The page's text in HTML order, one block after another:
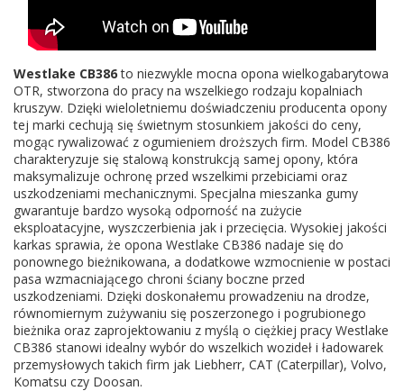
Westlake CB386to niezwykle mocna opona wielkogabarytowa
OTR, stworzona do pracy na wszelkiego rodzaju kopalniach
kruszyw. Dzięki wieloletniemu doświadczeniu producenta opony
tej marki cechują się świetnym stosunkiem jakości do ceny,
mogąc rywalizować z ogumieniem droższych firm. Model CB386
charakteryzuje się stalową konstrukcją samej opony, która
maksymalizuje ochronę przed wszelkimi przebiciami oraz
uszkodzeniami mechanicznymi. Specjalna mieszanka gumy
gwarantuje bardzo wysoką odporność na zużycie
eksploatacyjne, wyszczerbienia jak i przecięcia. Wysokiej jakości
karkas sprawia, że opona Westlake CB386 nadaje się do
ponownego bieżnikowana, a dodatkowe wzmocnienie w postaci
pasa wzmacniającego chroni ściany boczne przed
uszkodzeniami. Dzięki doskonałemu prowadzeniu na drodze,
równomiernym zużywaniu się poszerzonego i pogrubionego
bieżnika oraz zaprojektowaniu z myślą o ciężkiej pracy Westlake
CB386 stanowi idealny wybór do wszelkich wozideł i ładowarek
przemysłowych takich firm jak Liebherr, CAT (Caterpillar), Volvo,
Komatsu czy Doosan.